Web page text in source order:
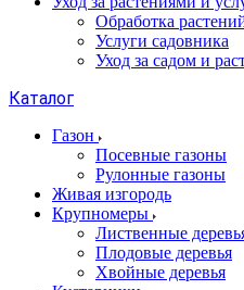
Обработка
Услуги садовника
Уход за садом и
Каталог
Газон
Посевные газоны
Рулонные газоны
Живая изгородь
Крупномеры
Лиственные
Плодовые деревья
Хвойные деревья